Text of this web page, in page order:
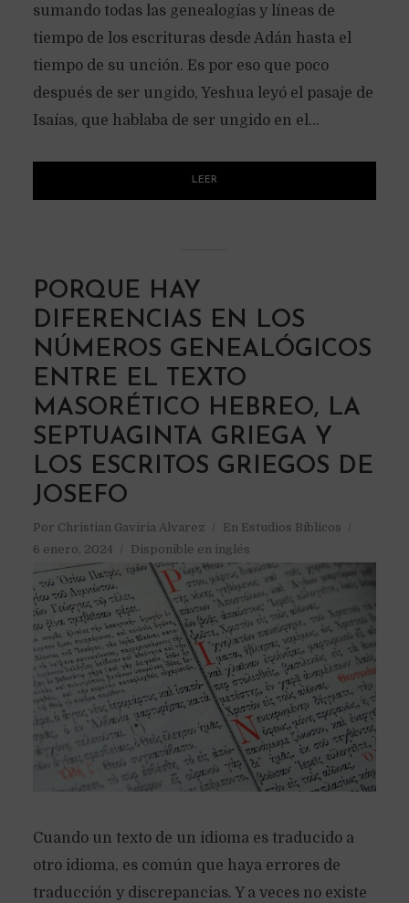
sumando todas las genealogías y líneas de
tiempo de los escrituras desde Adán hasta el
tiempo de su unción. Es por eso que poco
después de ser ungido, Yeshua leyó el pasaje de
Isaías, que hablaba de ser ungido en el...
LEER
PORQUE HAY
DIFERENCIAS EN LOS
NÚMEROS GENEALÓGICOS
ENTRE EL TEXTO
MASORÉTICO HEBREO, LA
SEPTUAGINTA GRIEGA Y
LOS ESCRITOS GRIEGOS DE
JOSEFO
Por Christian Gaviria Alvarez En Estudios Bíblicos
6 enero, 2024
Disponible en inglés
Cuando un texto de un idioma es traducido a
otro idioma, es común que haya errores de
traducción y discrepancias. Y a veces no existe